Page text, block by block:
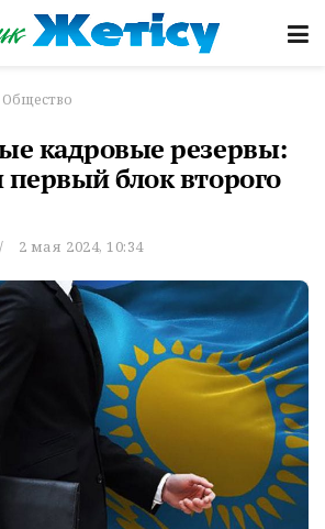
Общество
кадровые резервы:
блок второго
2 мая 2024, 10:34